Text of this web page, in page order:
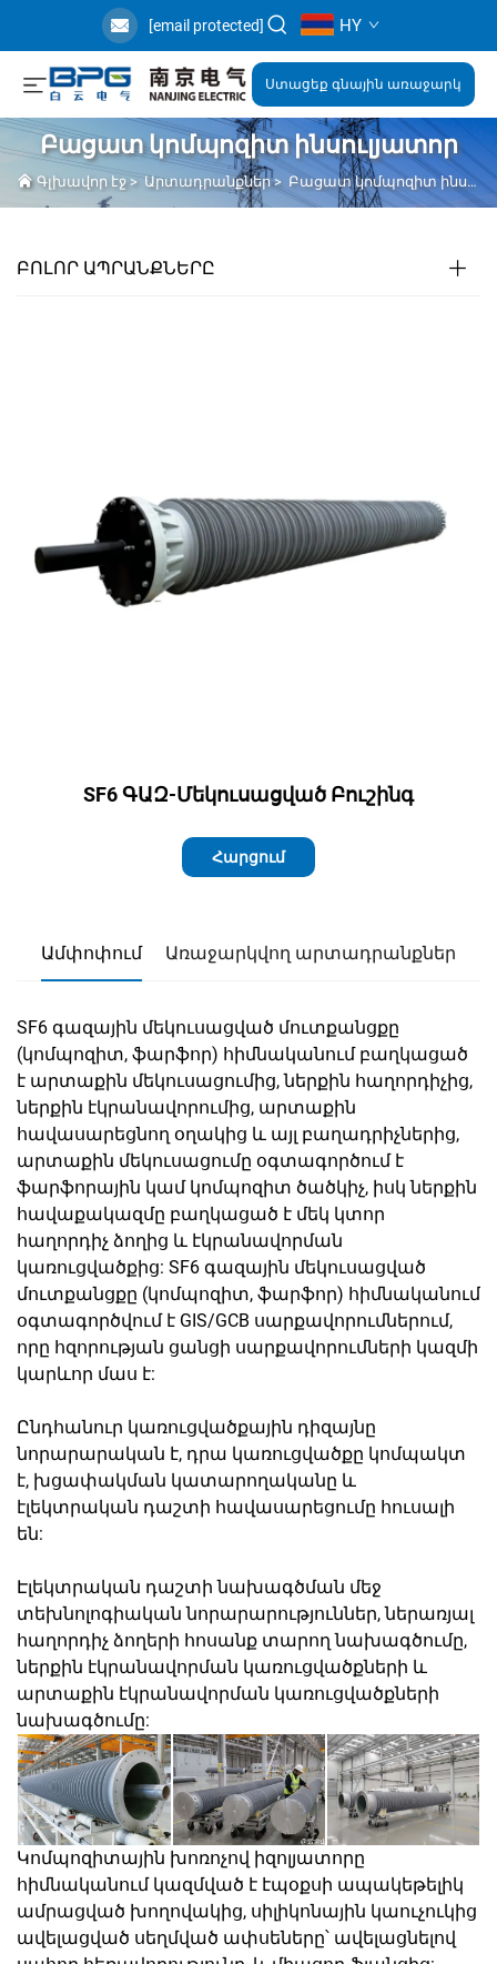
[email protected] HY
Ստացեք գնային առաջարկ
Բացատ կոմպոզիտ ինսուլյատոր
Գլխավոր էջ>Արտադրանքներ> Բացատ կոմպոզիտ ինսուլյատոր
ԲՈԼՈՐ ԱՊՐԱՆՔՆԵՐԸ
SF6 ԳԱԶ-Մեկուսացված Բուշինգ
Հարցում
Ամփոփում Առաջարկվող արտադրանքներ
SF6 գազային մեկուսացված մուտքանցքը
(կոմպոզիտ, ֆարֆոր) հիմնականում բաղկացած
է արտաքին մեկուսացումից, ներքին հաղորդիչից,
ներքին էկրանավորումից, արտաքին
հավասարեցնող օղակից և այլ բաղադրիչներից,
արտաքին մեկուսացումը օգտագործում է
ֆարֆորային կամ կոմպոզիտ ծածկիչ, իսկ ներքին
հավաքակազմը բաղկացած է մեկ կտոր
հաղորդիչ ձողից և էկրանավորման
կառուցվածքից: SF6 գազային մեկուսացված
մուտքանցքը (կոմպոզիտ, ֆարֆոր) հիմնականում
օգտագործվում է GIS/GCB սարքավորումներում,
որը հզորության ցանցի սարքավորումների կազմի
կարևոր մաս է:
Ընդհանուր կառուցվածքային դիզայնը
նորարարական է, դրա կառուցվածքը կոմպակտ
է, խցափակման կատարողականը և
էլեկտրական դաշտի հավասարեցումը հուսալի
են:
Էլեկտրական դաշտի նախագծման մեջ
տեխնոլոգիական նորարարություններ, ներառյալ
հաղորդիչ ձողերի հոսանք տարող նախագծումը,
ներքին էկրանավորման կառուցվածքների և
արտաքին էկրանավորման կառուցվածքների
նախագծումը:
Կոմպոզիտային խոռոչով իզոլյատորը
հիմնականում կազմված է էպօքսի ապակեթելիկ
ամրացված խողովակից, սիլիկոնային կաուչուկից
ավելացված սեղմված ափսեները՝ ավելացնելով